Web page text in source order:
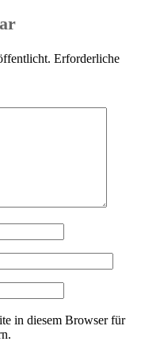
Erforderliche
in diesem Browser für